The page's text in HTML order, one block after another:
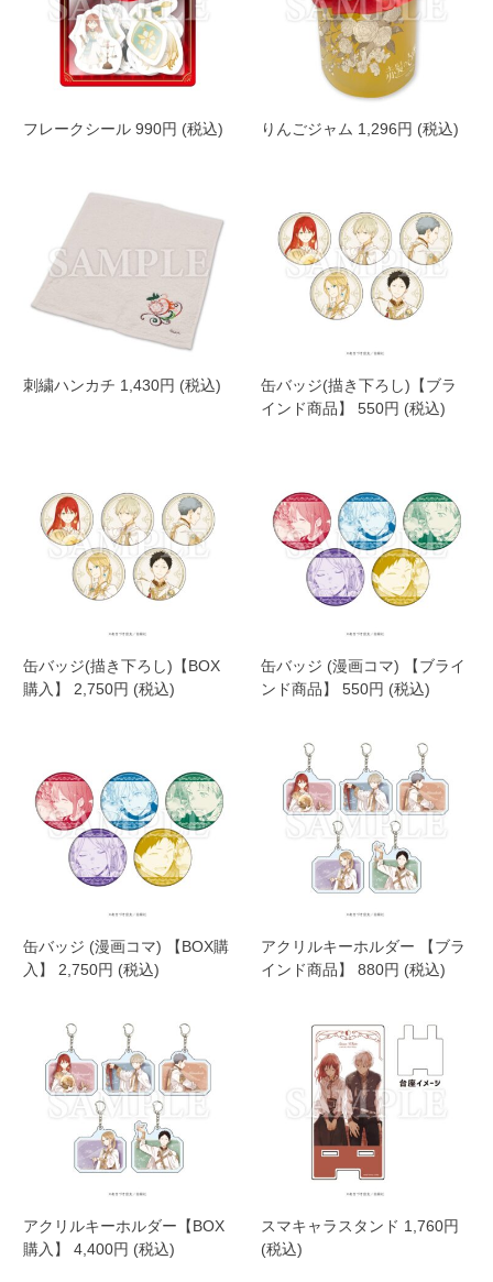
フレークシール 990円 (税込) りんごジャム 1,296円 (税込)
刺繍ハンカチ 1,430円 (税込)
缶バッジ(描き下ろし)【ブラ
インド商品】 550円 (税込)
缶バッジ(描き下ろし)【BOX
購入】 2,750円 (税込)
缶バッジ (漫画コマ) 【ブライ
ンド商品】 550円 (税込)
缶バッジ (漫画コマ) 【BOX購
入】 2,750円 (税込)
アクリルキーホルダー 【ブラ
インド商品】 880円 (税込)
アクリルキーホルダー【BOX
購入】 4,400円 (税込)
スマキャラスタンド 1,760円
(税込)